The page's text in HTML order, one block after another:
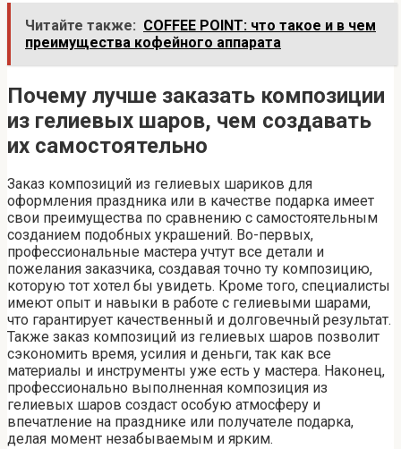
Читайте также: COFFEE POINT: что такое и в чем
преимущества кофейного аппарата
Почему лучше заказать композиции
из гелиевых шаров, чем создавать
их самостоятельно
Заказ композиций из гелиевых шариков для
оформления праздника или в качестве подарка имеет
свои преимущества по сравнению с самостоятельным
созданием подобных украшений. Во-первых,
профессиональные мастера учтут все детали и
пожелания заказчика, создавая точно ту композицию,
которую тот хотел бы увидеть. Кроме того, специалисты
имеют опыт и навыки в работе с гелиевыми шарами,
что гарантирует качественный и долговечный результат.
Также заказ композиций из гелиевых шаров позволит
сэкономить время, усилия и деньги, так как все
материалы и инструменты уже есть у мастера. Наконец,
профессионально выполненная композиция из
гелиевых шаров создаст особую атмосферу и
впечатление на празднике или получателе подарка,
делая момент незабываемым и ярким.